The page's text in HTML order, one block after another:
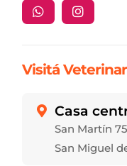
 
Visitá
 Casa
San Martín
San Miguel